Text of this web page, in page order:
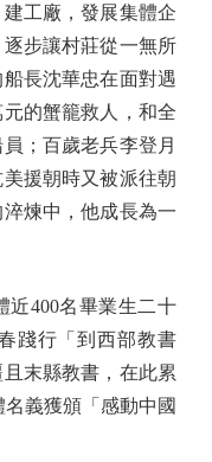
工廠，發展集體企
步讓村莊從一無所
長沈華忠在面對遇
的蟹籠救人，和全
；百歲老兵李登月
援朝時又被派往朝
煉中，他成長為一
400名畢業生二十
踐行「到西部教書
末縣教書，在此累
義獲頒「感動中國